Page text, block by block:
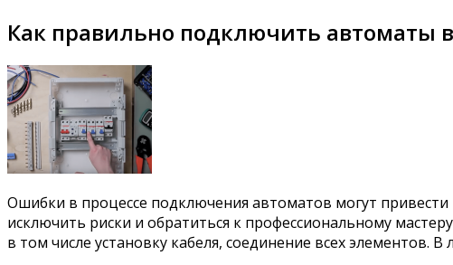
Как правильно подключить автоматы
Ошибки в процессе подключения автоматов могут
исключить риски и обратиться к профессиональному
в том числе установку кабеля, соединение всех элементов.